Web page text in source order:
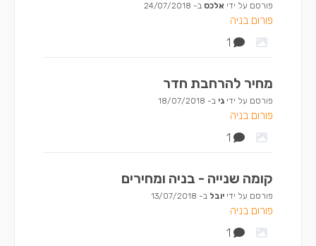
פורסם על ידי אלכס ב- 24/07/2018
פורום בניה
1
מחיר להרחבת חדר
פורסם על ידי גי ב- 18/07/2018
פורום בניה
1
קומה שנייה - בניה ומחירים
פורסם על ידי יובל ב- 13/07/2018
פורום בניה
1